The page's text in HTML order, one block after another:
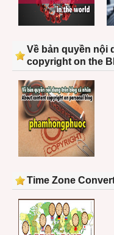
Về bản quyền nội
copyright on the
Time Zone